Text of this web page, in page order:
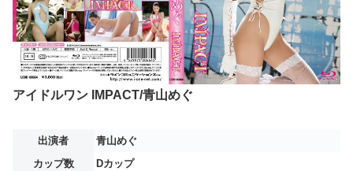
アイドルワン IMPACT/青山めぐ
出演者
青山めぐ
カップ数
Dカップ